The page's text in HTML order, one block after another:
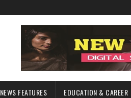
NEWS FEATURES EDUCATION & CAREER